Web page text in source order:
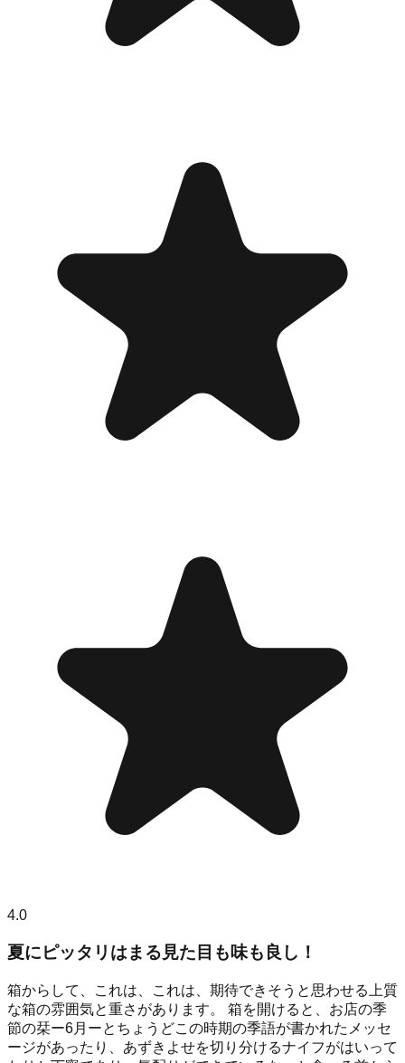
4.0
夏にピッタリはまる見た目も味も良し！
箱からして、これは、これは、期待できそうと思わせる上質
な箱の雰囲気と重さがあります。 箱を開けると、お店の季
節の栞ー6月ーとちょうどこの時期の季語が書かれたメッセ
ージがあったり、あずきよせを切り分けるナイフがはいって